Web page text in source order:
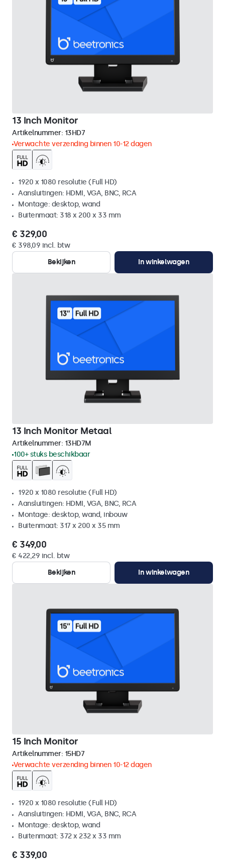
13 Inch Monitor
Artikelnummer: 13HD7
Verwachte verzending binnen 10-12 dagen
1920 x 1080 resolutie (Full HD)
Aansluitingen: HDMI, VGA, BNC, RCA
Montage: desktop, wand
Buitenmaat: 318 x 200 x 33 mm
€ 329,00
€ 398,09 incl. btw
Bekijken
In winkelwagen
13 Inch Monitor Metaal
Artikelnummer: 13HD7M
100+ stuks beschikbaar
1920 x 1080 resolutie (Full HD)
Aansluitingen: HDMI, VGA, BNC, RCA
Montage: desktop, wand, inbouw
Buitenmaat: 317 x 200 x 35 mm
€ 349,00
€ 422,29 incl. btw
Bekijken
In winkelwagen
15 Inch Monitor
Artikelnummer: 15HD7
Verwachte verzending binnen 10-12 dagen
1920 x 1080 resolutie (Full HD)
Aansluitingen: HDMI, VGA, BNC, RCA
Montage: desktop, wand
Buitenmaat: 372 x 232 x 33 mm
€ 339,00